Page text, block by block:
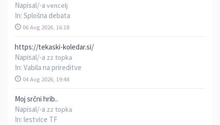
Napisal/-a vencelj
In: Splošna debata
06 Avg 2026, 16:18
https://tekaski-koledar.si/
Napisal/-a zz topka
In: Vabila na prireditve
04 Avg 2026, 19:48
Moj srčni hrib..
Napisal/-a zz topka
In: lestvice TF